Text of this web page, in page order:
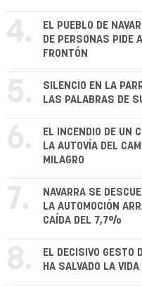
4.
EL PUEBLO DE
DE PERSONAS PIDE
FRONTÓN
5.
SILENCIO EN LA
LAS PALABRAS DE
6.
EL INCENDIO DE UN
LA AUTOVÍA DEL
MILAGRO
7.
NAVARRA SE
LA AUTOMOCIÓN
CAÍDA DEL 7,7%
8.
EL DECISIVO GESTO
HA SALVADO LA